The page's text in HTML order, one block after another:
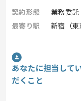
契約形態
業務委託
最寄り駅
新宿（東
あなたに担当して
だくこと